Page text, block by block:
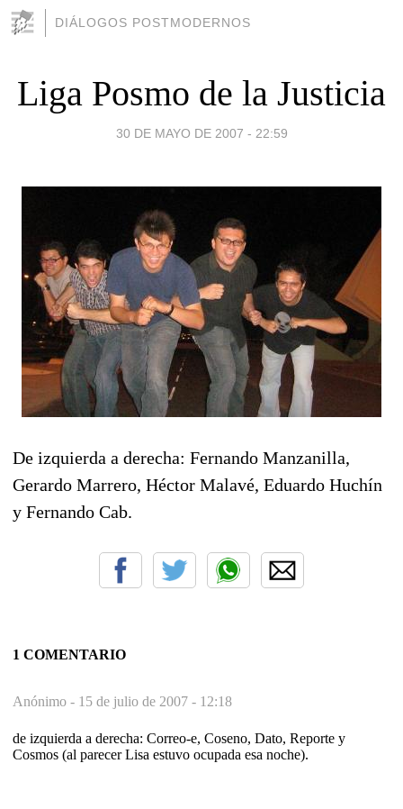
DIÁLOGOS POSTMODERNOS
Liga Posmo de la Justicia
30 DE MAYO DE 2007 - 22:59
De izquierda a derecha: Fernando Manzanilla,
Gerardo Marrero, Héctor Malavé, Eduardo Huchín
y Fernando Cab.
1 COMENTARIO
Anónimo - 15 de julio de 2007 - 12:18
de izquierda a derecha: Correo-e, Coseno, Dato, Reporte y
Cosmos (al parecer Lisa estuvo ocupada esa noche).